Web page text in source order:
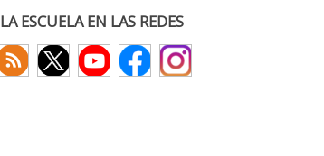
LA ESCUELA EN LAS REDES